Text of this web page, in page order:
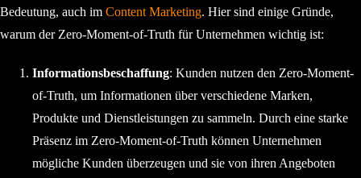
Bedeutung, auch im Content Marketing. Hier sind einige Gründe,
warum der Zero-Moment-of-Truth für Unternehmen wichtig ist:
Informationsbeschaffung: Kunden nutzen den Zero-Moment-
of-Truth, um Informationen über verschiedene Marken,
Produkte und Dienstleistungen zu sammeln. Durch eine starke
Präsenz im Zero-Moment-of-Truth können Unternehmen
mögliche Kunden überzeugen und sie von ihren Angeboten